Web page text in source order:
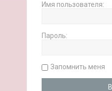
Имя пользователя:
Пароль:
Запомнить меня